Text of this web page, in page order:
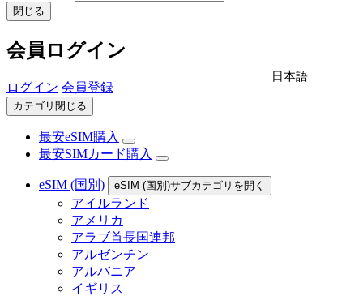
閉じる
会員ログイン
ログイン 会員登録
日本語
カテゴリ閉じる
最安eSIM購入
最安SIMカード購入
eSIM (国別) eSIM (国別)サブカテゴリを開く
アイルランド
アメリカ
アラブ首長国連邦
アルゼンチン
アルバニア
イギリス